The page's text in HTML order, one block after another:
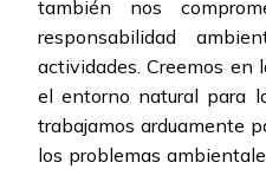
también nos
responsabilidad
actividades. Creemos en
el entorno natural para
trabajamos arduamente
los problemas